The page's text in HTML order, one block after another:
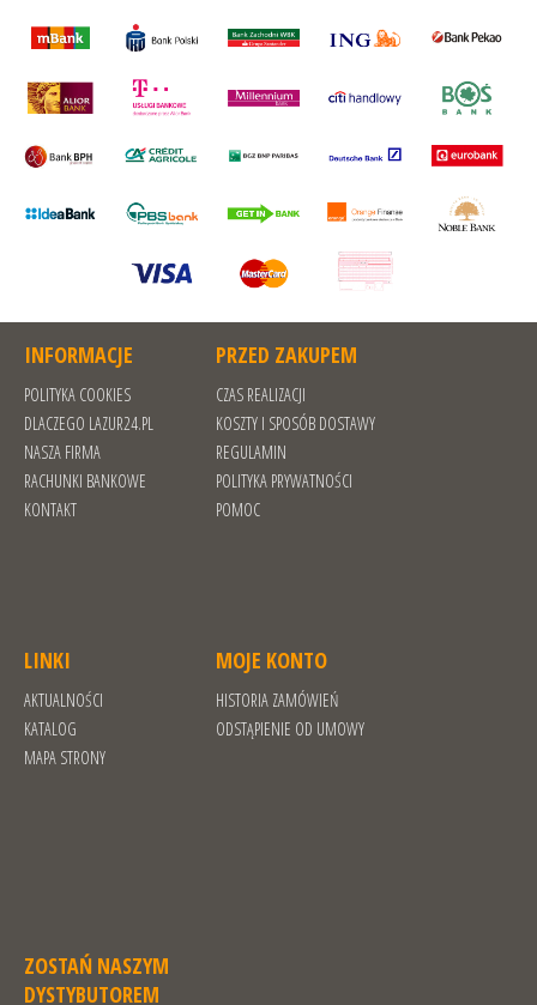
INFORMACJE
POLITYKA COOKIES
DLACZEGO LAZUR24.PL
NASZA FIRMA
RACHUNKI BANKOWE
KONTAKT
PRZED ZAKUPEM
CZAS REALIZACJI
KOSZTY I SPOSÓB DOSTAWY
REGULAMIN
POLITYKA PRYWATNOŚCI
POMOC
LINKI
AKTUALNOŚCI
KATALOG
MAPA STRONY
MOJE KONTO
HISTORIA ZAMÓWIEŃ
ODSTĄPIENIE OD UMOWY
ZOSTAŃ NASZYM
DYSTYBUTOREM